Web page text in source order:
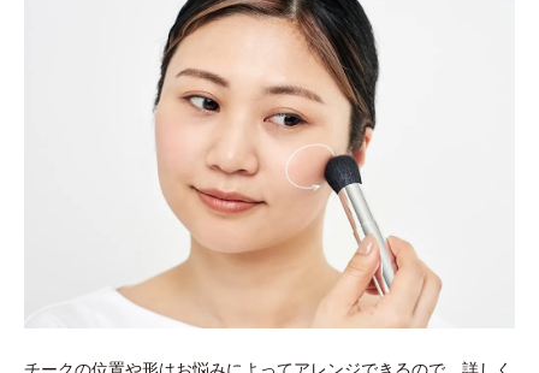
チークの位置や形はお悩みによってアレンジできるので、詳しく